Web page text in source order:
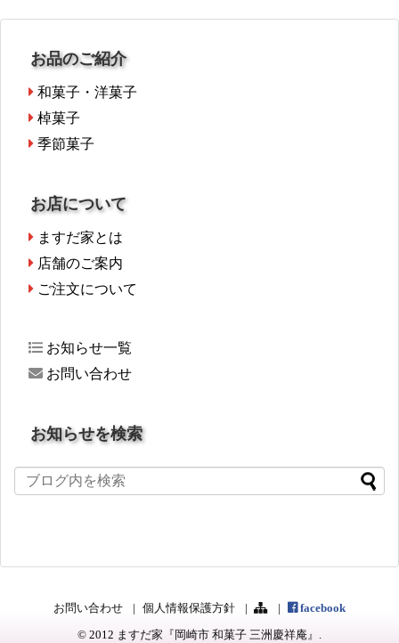
お品のご紹介
和菓子・洋菓子
棹菓子
季節菓子
お店について
ますだ家とは
店舗のご案内
ご注文について
お知らせ一覧
お問い合わせ
お知らせを検索
お問い合わせ 個人情報保護方針 facebook
© 2012 ますだ家『岡崎市 和菓子 三洲慶祥庵』